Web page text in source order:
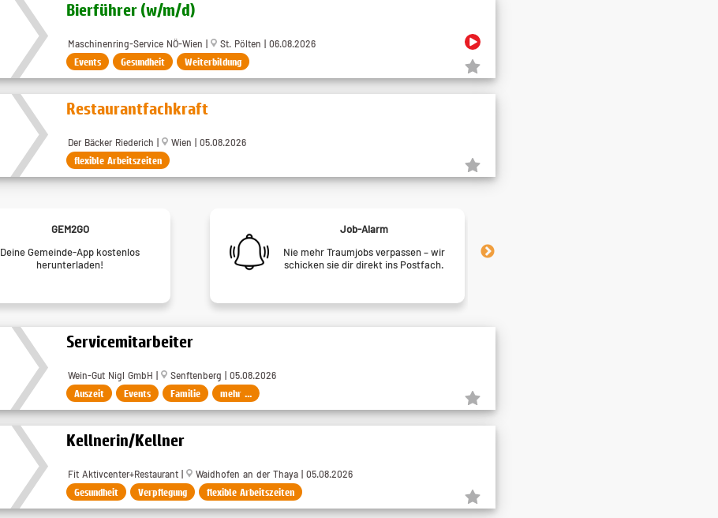
Bierführer (w​/m​/d)
Maschinenring-Service NÖ-Wien | St. Pölten | 06.08.2026
Events Gesundheit Weiterbildung
Restaurantfachkraft
Der Bäcker Riederich | Wien | 05.08.2026
flexible Arbeitszeiten
GEM2GO
Deine Gemeinde-App kostenlos
herunterladen!
Job-Alarm
Nie mehr Traumjobs verpassen – wir
schicken sie dir direkt ins Postfach.
Servicemitarbeiter
Wein-Gut Nigl GmbH | Senftenberg | 05.08.2026
Auszeit Events Familie mehr ...
Kellnerin/Kellner
Fit Aktivcenter+Restaurant | Waidhofen an der Thaya | 05.08.2026
Gesundheit Verpflegung flexible Arbeitszeiten